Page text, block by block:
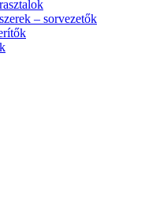
– sorvezetők